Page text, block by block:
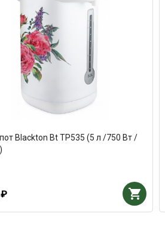
Blackton Bt TP535 (5 л /750 Вт /